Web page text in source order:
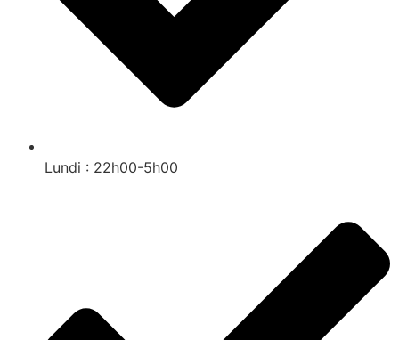
Lundi : 22h00-5h00